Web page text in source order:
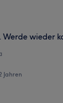
Werde wieder
Jahren